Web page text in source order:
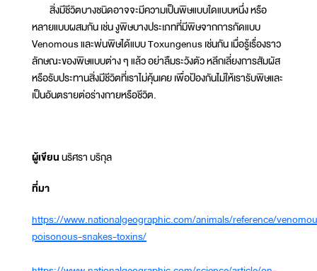
สิ่งมีชีวิตบางชนิดอาจจะมีความเป็นพิษแบบใดแบบหนึ่ง หรือ
หลายแบบผสมกัน เช่น งูพิษบางประเภทที่มีพิษจากการกัดแบบ
Venomous และพ่นพิษได้แบบ Toxungenus เช่นกัน เมื่อรู้เรื่องราว
ลักษณะของพิษแบบต่าง ๆ แล้ว อย่าลืมระวังตัว หลีกเลี่ยงการสัมผัส
หรือรับประทานสิ่งมีชีวิตที่เราไม่คุ้นเคย เพื่อป้องกันไม่ให้เรารับพิษและ
เป็นอันตรายต่อร่างกายหรือชีวิต.
ผู้เขียนนริศรา บริกุล
ที่มา
https://www.nationalgeographic.com/animals/reference/
poisonous-snakes-toxins/